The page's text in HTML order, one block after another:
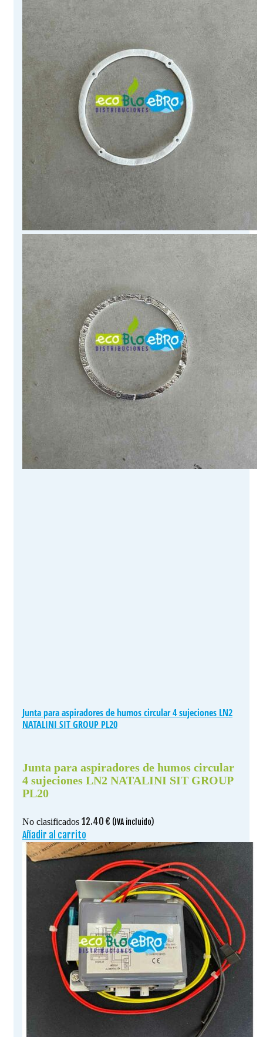
Junta para aspiradores de humos circular 4 sujeciones LN2
NATALINI SIT GROUP PL20
Junta para aspiradores de humos circular
4 sujeciones LN2 NATALINI SIT GROUP
PL20
No clasificados 12.40 € (IVA incluido)
Añadir al carrito